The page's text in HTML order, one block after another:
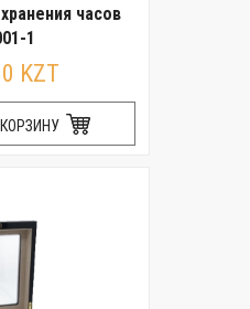
часов
1
KZT